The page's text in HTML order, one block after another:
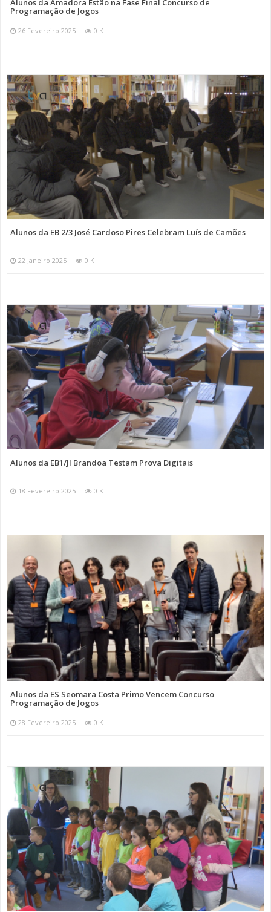
Alunos da Amadora Estão na Fase Final Concurso de
Programação de Jogos
26 Fevereiro 2025 0 K
Alunos da EB 2/3 José Cardoso Pires Celebram Luís de Camões
22 Janeiro 2025 0 K
Alunos da EB1/JI Brandoa Testam Prova Digitais
18 Fevereiro 2025 0 K
Alunos da ES Seomara Costa Primo Vencem Concurso
Programação de Jogos
28 Fevereiro 2025 0 K